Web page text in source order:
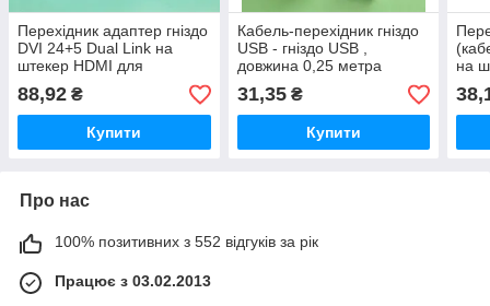
Перехідник адаптер гніздо
DVI 24+5 Dual Link на
штекер HDMI для
монітора та відеокарти
88,92 ₴
Купити
Кабель-перехідник гніздо
USB - гніздо USB ,
довжина 0,25 метра
31,35₴
Купити
на
Про нас
100% позитивних з 552 відгуків за рік
Працює з 03.02.2013